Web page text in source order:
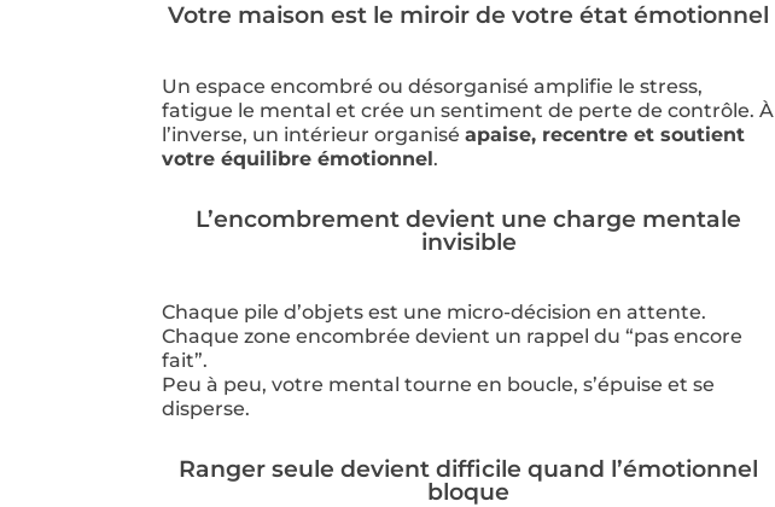
Votre maison est le miroir de votre état émotionnel
Un espace encombré ou désorganisé amplifie le stress,
fatigue le mental et crée un sentiment de perte de contrôle. À
l’inverse, un intérieur organiséapaise, recentre et soutient
votre équilibre émotionnel.
L’encombrement devient une charge mentale
invisible
Chaque pile d’objets est une micro-décision en attente.
Chaque zone encombrée devient un rappel du “pas encore
fait”.
Peu à peu, votre mental tourne en boucle, s’épuise et se
disperse.
Ranger seule devient difficile quand l’émotionnel
bloque